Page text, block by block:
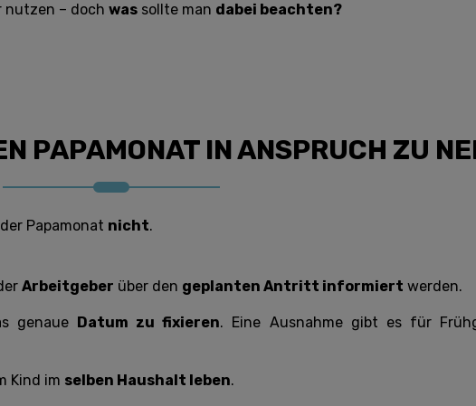
nutzen – doch was sollte man dabei beachten?
PAPAMONAT IN ANSPRUCH ZU
Papamonat nicht.
Arbeitgeber über den geplanten Antritt informiert werden.
genaue Datum zu fixieren. Eine Ausnahme gibt es für
Kind im selben Haushalt leben.